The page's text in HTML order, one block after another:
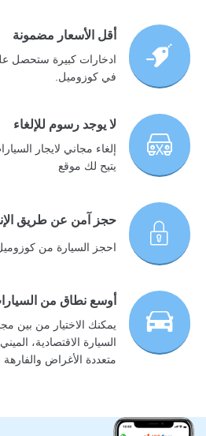
أقل الأسعار مضمونة
ادخارات كبيرة ستحصل
في كوزوميل.
لا يوجد رسوم للإلغاء
يتيح لك موقع
حجز آمن عن طريق
احجز السيارة من
أوسع نطاق من
يمكنك الاختيار من بين
السيارة الاقتصادية،
متعددة الأغراض